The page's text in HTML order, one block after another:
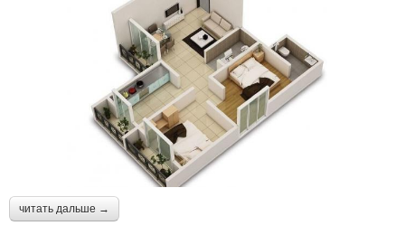
читать дальше →